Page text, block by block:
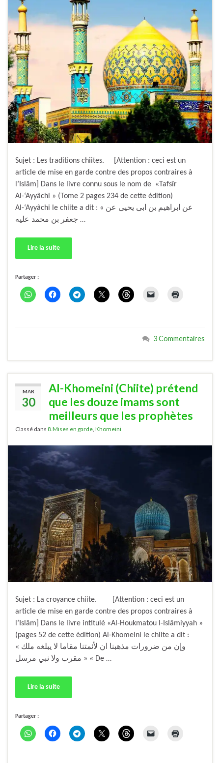
Sujet : Les traditions chiites. [Attention : ceci est un
article de mise en garde contre des propos contraires à
l’Islâm] Dans le livre connu sous le nom de «Tafsîr
Al-‘Ayyâchi » (Tome 2 pages 234 de cette édition)
Al-‘Ayyâchi le chiite a dit : « عن ابراهيم بن ابى يحيى عن
جعفر بن محمد عليه …
Lire la suite
Partager :
3 Commentaires
MAR
30
Al-Khomeini (Chiite) prétend
que les douze imams sont
meilleurs que les prophètes
Classé dans 8.Mises en garde, Khomeini
Sujet : La croyance chiite. [Attention : ceci est un
article de mise en garde contre des propos contraires à
l’Islâm] Dans le livre intitulé «Al-Houkmatou l-Islâmiyyah »
(pages 52 de cette édition) Al-Khomeini le chiite a dit :
« وإن من ضرورات مذهبنا ان لأئمتنا مقاما لا يبلغه ملك
مقرب ولا نبي مرسل » « De …
Lire la suite
Partager :